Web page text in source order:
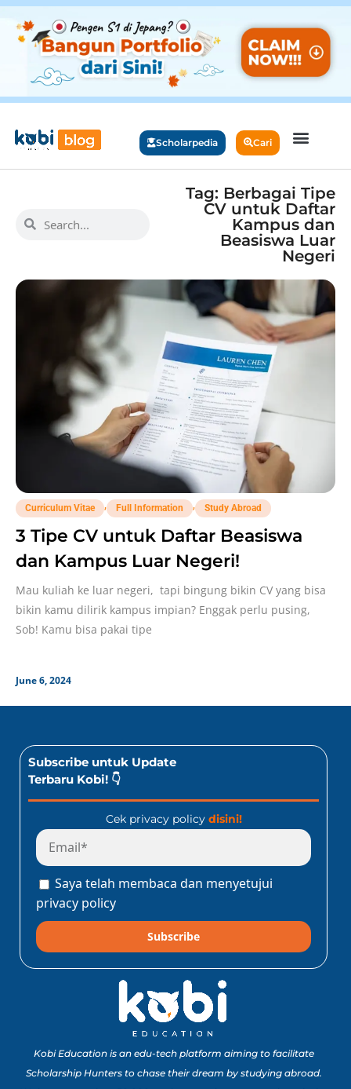
Scholarpedia Cari
Tag: Berbagai Tipe
CV untuk Daftar
Kampus dan
Beasiswa Luar
Negeri
Curriculum Vitae , Full Information , Study Abroad
3 Tipe CV untuk Daftar Beasiswa
dan Kampus Luar Negeri!
Mau kuliah ke luar negeri, tapi bingung bikin CV yang bisa
bikin kamu dilirik kampus impian? Enggak perlu pusing,
Sob! Kamu bisa pakai tipe
June 6, 2024
Subscribe untuk Update
Terbaru Kobi! 👇
Cek privacy policy disini!
Saya telah membaca dan menyetujui
privacy policy
Subscribe
Kobi Education is an edu-tech platform aiming to facilitate
Scholarship Hunters to chase their dream by studying abroad.